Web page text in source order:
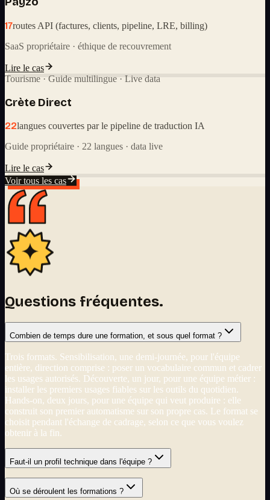
17routes API (factures, clients, pipeline, LRE, billing)
SaaS propriétaire · éthique de recouvrement
Lire le cas
Tourisme · Guide multilingue · Live data
Crète Direct
22langues couvertes par le pipeline de traduction IA
Guide propriétaire · 22 langues · data live
Lire le cas
Voir tous les cas
Questions fréquentes.
Combien de temps dure une formation, et sous quel format ?
Trois formats. Sensibilisation, une demi-journée, pour l'équipe
entière, direction comprise : poser un vocabulaire commun et cadrer
les usages autorisés. Découverte, un jour, pour une équipe métier :
installer les premiers usages fiables sur les outils du quotidien.
Hands-on, deux jours, pour une équipe qui veut produire : elle
construit son premier automatisme sur son propre cas. Le format se
choisit pendant l'échange de cadrage, selon ce que vous voulez
obtenir à la fin.
Faut-il un profil technique dans l'équipe ?
Où se déroulent les formations ?